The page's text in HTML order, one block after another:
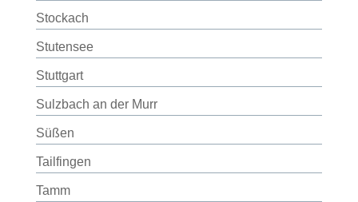
Stockach
Stutensee
Stuttgart
Sulzbach an der Murr
Süßen
Tailfingen
Tamm